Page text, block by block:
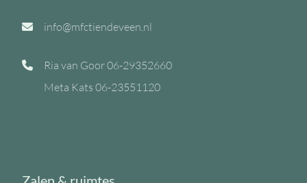
info@mfctiendeveen.nl
Ria van Goor06-29352660
Meta Kats 06-23551120